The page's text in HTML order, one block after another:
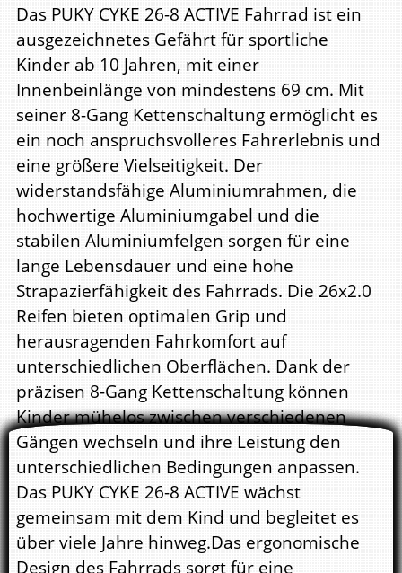
Das PUKY CYKE 26-8 ACTIVE Fahrrad ist ein
ausgezeichnetes Gefährt für sportliche
Kinder ab 10 Jahren, mit einer
Innenbeinlänge von mindestens 69 cm. Mit
seiner 8-Gang Kettenschaltung ermöglicht es
ein noch anspruchsvolleres Fahrerlebnis und
eine größere Vielseitigkeit. Der
widerstandsfähige Aluminiumrahmen, die
hochwertige Aluminiumgabel und die
stabilen Aluminiumfelgen sorgen für eine
lange Lebensdauer und eine hohe
Strapazierfähigkeit des Fahrrads. Die 26x2.0
Reifen bieten optimalen Grip und
herausragenden Fahrkomfort auf
unterschiedlichen Oberflächen. Dank der
präzisen 8-Gang Kettenschaltung können
Kinder mühelos zwischen verschiedenen
Gängen wechseln und ihre Leistung den
unterschiedlichen Bedingungen anpassen.
Das PUKY CYKE 26-8 ACTIVE wächst
gemeinsam mit dem Kind und begleitet es
über viele Jahre hinweg.Das ergonomische
Design des Fahrrads sorgt für eine